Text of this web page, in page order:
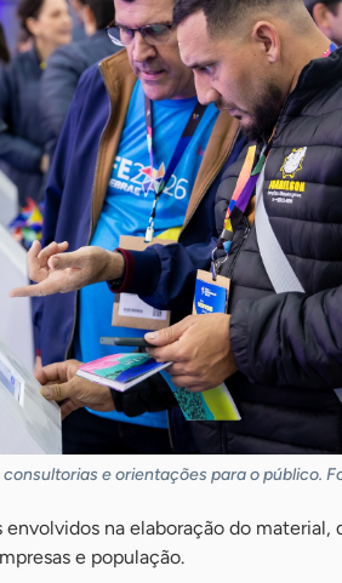
e orientações para o público.
na elaboração do material,
e população.